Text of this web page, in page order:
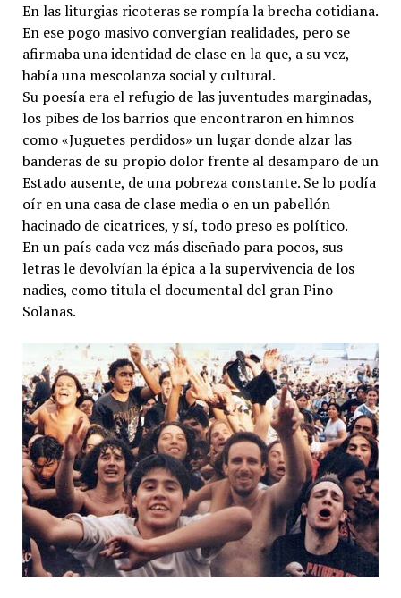
​En las liturgias ricoteras se rompía la brecha cotidiana.
En ese pogo masivo convergían realidades, pero se
afirmaba una identidad de clase en la que, a su vez,
había una mescolanza social y cultural.
Su poesía era el refugio de las juventudes marginadas,
los pibes de los barrios que encontraron en himnos
como «Juguetes perdidos» un lugar donde alzar las
banderas de su propio dolor frente al desamparo de un
Estado ausente, de una pobreza constante. Se lo podía
oír en una casa de clase media o en un pabellón
hacinado de cicatrices, y sí, todo preso es político.
En un país cada vez más diseñado para pocos, sus
letras le devolvían la épica a la supervivencia de los
nadies, como titula el documental del gran Pino
Solanas.